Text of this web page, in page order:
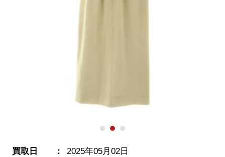
買取日
2025年05月02日